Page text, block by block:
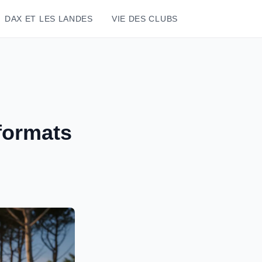
DAX ET LES LANDES VIE DES CLUBS